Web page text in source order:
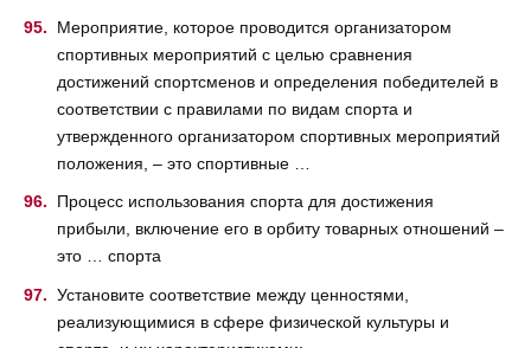
Мероприятие, которое проводится организатором
спортивных мероприятий с целью сравнения
достижений спортсменов и определения победителей в
соответствии с правилами по видам спорта и
утвержденного организатором спортивных мероприятий
положения, – это спортивные …
Процесс использования спорта для достижения
прибыли, включение его в орбиту товарных отношений –
это … спорта
Установите соответствие между ценностями,
реализующимися в сфере физической культуры и